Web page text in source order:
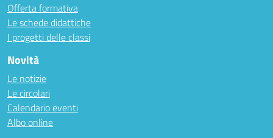
Offerta formativa
Le schede didattiche
I progetti delle classi
Novità
Le notizie
Le circolari
Calendario eventi
Albo online